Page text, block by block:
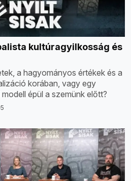
kultúragyilkosság és
a hagyományos értékek és a
korában, vagy egy
épül a szemünk előtt?